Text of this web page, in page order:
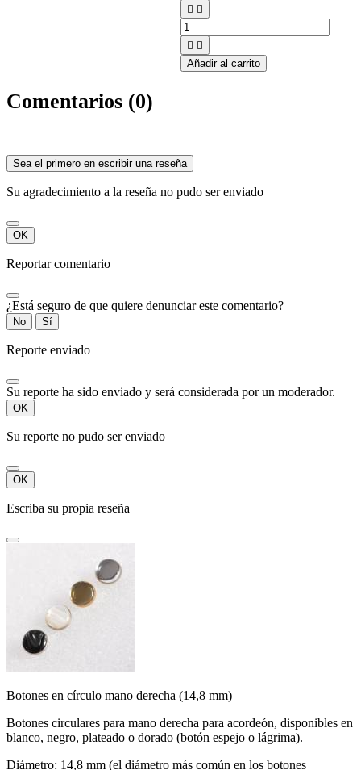
 
 
Añadir al carrito
Comentarios (0)
Sea el primero en escribir una reseña
Su agradecimiento a la reseña no pudo ser enviado
OK
Reportar comentario
¿Está seguro de que quiere denunciar este comentario?
No Sí
Reporte enviado
Su reporte ha sido enviado y será considerada por un moderador.
OK
Su reporte no pudo ser enviado
OK
Escriba su propia reseña
Botones en círculo mano derecha (14,8 mm)
Botones circulares para mano derecha para acordeón, disponibles en
blanco, negro, plateado o dorado (botón espejo o lágrima).
Diámetro: 14,8 mm (el diámetro más común en los botones